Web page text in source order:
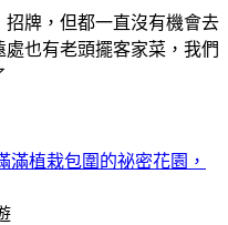
招牌，但都一直沒有機會去
也有老頭擺客家菜，我們
滿植栽包圍的祕密花園，